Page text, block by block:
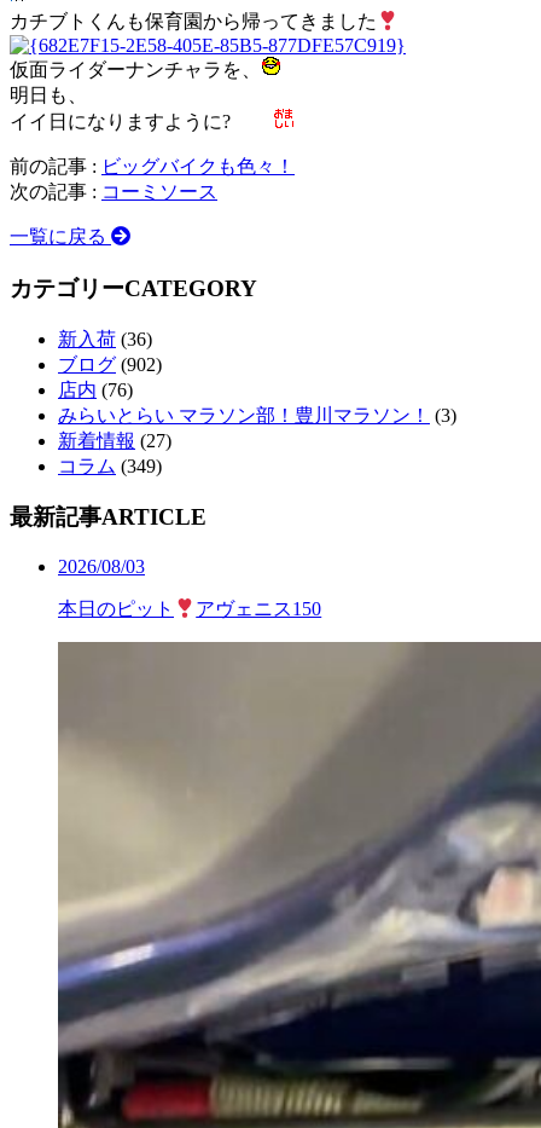
カチブトくんも保育園から帰ってきました
仮面ライダーナンチャラを、
明日も、
イイ日になりますように?
前の記事 : ビッグバイクも色々！
次の記事 : コーミソース
一覧に戻る
カテゴリーCATEGORY
新入荷 (36)
ブログ (902)
店内 (76)
みらいとらい マラソン部！豊川マラソン！
(3)
新着情報 (27)
コラム (349)
最新記事ARTICLE
2026/08/03
本日のピット アヴェニス150